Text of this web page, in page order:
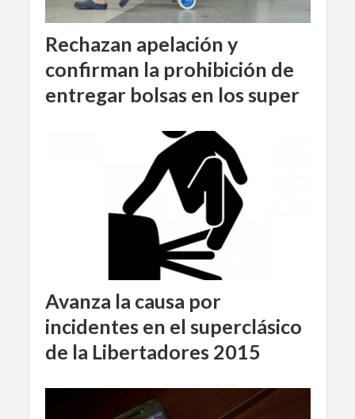
Rechazan apelación y
confirman la prohibición de
entregar bolsas en los super
Avanza la causa por
incidentes en el superclásico
de la Libertadores 2015